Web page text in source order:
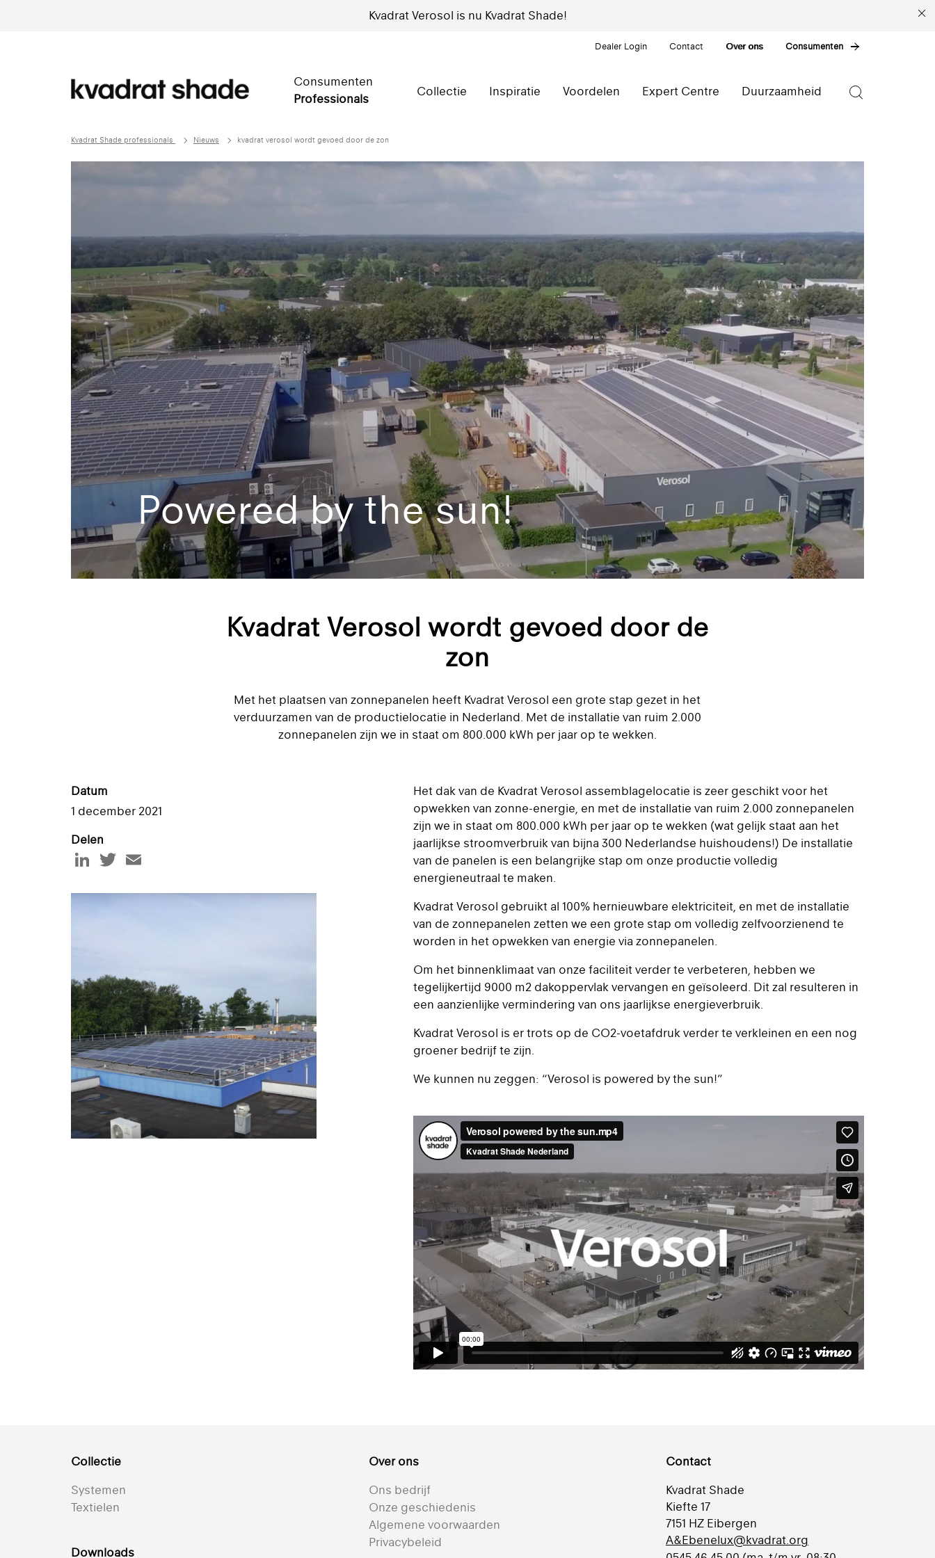
Kvadrat Verosol is nu Kvadrat Shade!
Dealer Login Contact Over ons Consumenten
Consumenten
Professionals
Collectie Inspiratie Voordelen Expert Centre Duurzaamheid
Kvadrat Shade professionals Nieuws kvadrat verosol wordt gevoed door de zon
Powered by the sun!
Kvadrat Verosol wordt gevoed door de
zon
Met het plaatsen van zonnepanelen heeft Kvadrat Verosol een grote stap gezet in het
verduurzamen van de productielocatie in Nederland. Met de installatie van ruim 2.000
zonnepanelen zijn we in staat om 800.000 kWh per jaar op te wekken.
Datum
1 december 2021
Delen
Het dak van de Kvadrat Verosol assemblagelocatie is zeer geschikt voor het
opwekken van zonne-energie, en met de installatie van ruim 2.000 zonnepanelen
zijn we in staat om 800.000 kWh per jaar op te wekken (wat gelijk staat aan het
jaarlijkse stroomverbruik van bijna 300 Nederlandse huishoudens!) De installatie
van de panelen is een belangrijke stap om onze productie volledig
energieneutraal te maken.
Kvadrat Verosol gebruikt al 100% hernieuwbare elektriciteit, en met de installatie
van de zonnepanelen zetten we een grote stap om volledig zelfvoorzienend te
worden in het opwekken van energie via zonnepanelen.
Om het binnenklimaat van onze faciliteit verder te verbeteren, hebben we
tegelijkertijd 9000 m2 dakoppervlak vervangen en geïsoleerd. Dit zal resulteren in
een aanzienlijke vermindering van ons jaarlijkse energieverbruik.
Kvadrat Verosol is er trots op de CO2-voetafdruk verder te verkleinen en een nog
groener bedrijf te zijn.
We kunnen nu zeggen: “Verosol is powered by the sun!”
Collectie
Systemen
Textielen
Downloads
Over ons
Ons bedrijf
Onze geschiedenis
Algemene voorwaarden
Privacybeleid
Contact
Kvadrat Shade
Kiefte 17
7151 HZ Eibergen
A&Ebenelux@kvadrat.org